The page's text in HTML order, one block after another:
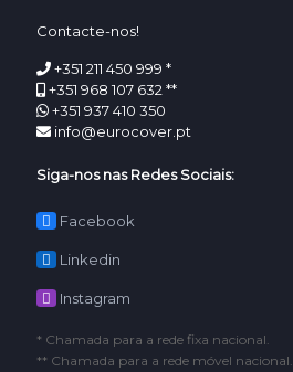
Contacte-nos!
+351 211 450 999 *
+351 968 107 632 **
+351 937 410 350
info@eurocover.pt
Siga-nos nas Redes Sociais:
Facebook
Linkedin
Instagram
* Chamada para a rede fixa nacional.
** Chamada para a rede móvel nacional.